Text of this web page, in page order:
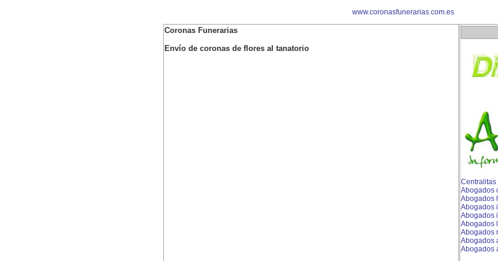
www.coronasfunerarias.com.es
Coronas Funerarias
Envío de coronas de flores al tanatorio
Centralitas
Abogados
Abogados
Abogados
Abogados
Abogados
Abogados
Abogados
Abogados